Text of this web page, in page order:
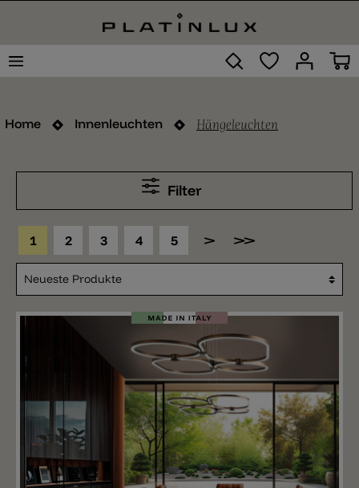
Home Innenleuchten Hängeleuchten
Filter
1 2 3 4 5